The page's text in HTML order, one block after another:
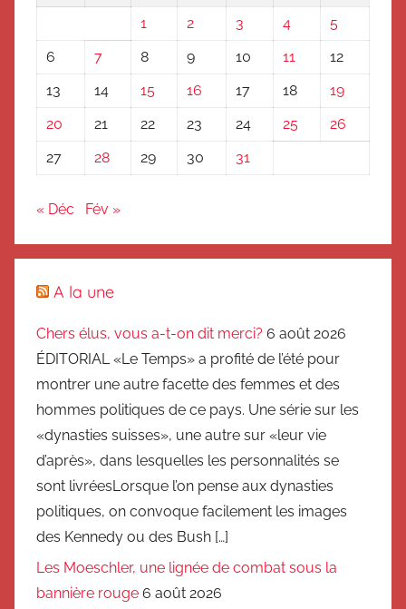
1
2 3 4
5
6
7 8 9 10 11
12
13
14 15 16 17 18
19
20
21 22 23 24 25
26
27
28 29 30 31
« Déc Fév »
A la une
Chers élus, vous a-t-on dit merci? 6 août 2026
ÉDITORIAL «Le Temps» a profité de l’été pour
montrer une autre facette des femmes et des
hommes politiques de ce pays. Une série sur les
«dynasties suisses», une autre sur «leur vie
d’après», dans lesquelles les personnalités se
sont livréesLorsque l’on pense aux dynasties
politiques, on convoque facilement les images
des Kennedy ou des Bush […]
Les Moeschler, une lignée de combat sous la
bannière rouge 6 août 2026